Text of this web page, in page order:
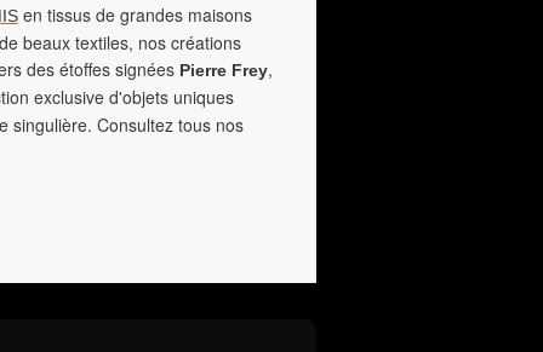
en tissus de grandes maisons
beaux textiles, nos créations
des étoffes signées Pierre Frey,
exclusive d'objets uniques
singulière. Consultez tous nos